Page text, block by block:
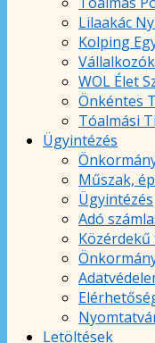
Lilaakác
Kolping
WOL Élet
Önkéntes
Tóalmási
Ügyintézés
Műszak,
Ügyintézés
Adó
Letöltések